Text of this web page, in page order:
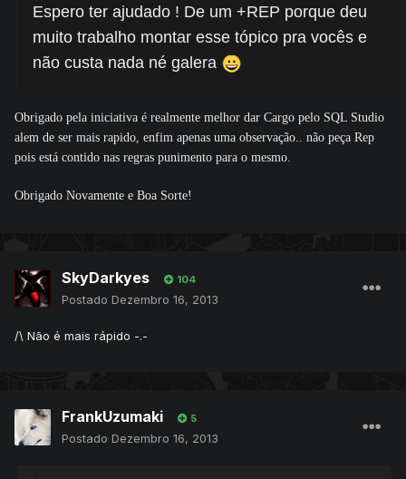
Espero ter ajudado ! De um +REP porque deu
muito trabalho montar esse tópico pra vocês e
não custa nada né galera
Obrigado pela iniciativa é realmente melhor dar Cargo pelo SQL Studio
alem de ser mais rapido, enfim apenas uma observação.. não peça Rep
pois está contido nas regras punimento para o mesmo.
Obrigado Novamente e Boa Sorte!
SkyDarkyes 104
Postado Dezembro 16, 2013
/\ Não é mais rápido -.-
FrankUzumaki 5
Postado Dezembro 16, 2013